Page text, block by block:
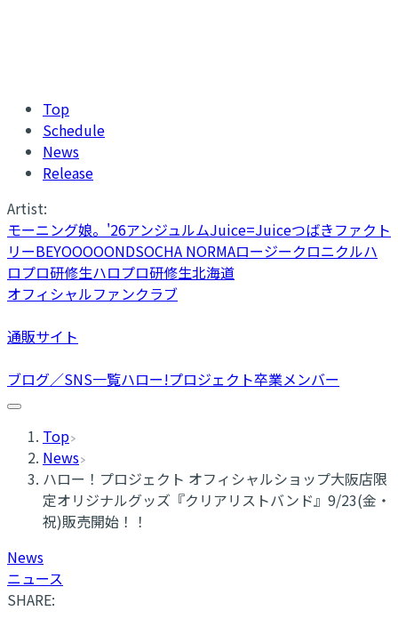
Top
Schedule
News
Release
Artist:
モーニング娘。'26アンジュルムJuice=Juiceつばきファクト
リーBEYOOOOONDSOCHA NORMAロージークロニクルハ
ロプロ研修生ハロプロ研修生北海道
オフィシャルファンクラブ
通販サイト
ブログ／SNS一覧ハロー!プロジェクト卒業メンバー
Top
News
ハロー！プロジェクト オフィシャルショップ大阪店限
定オリジナルグッズ『クリアリストバンド』9/23(金・
祝)販売開始！！
News
ニュース
SHARE: